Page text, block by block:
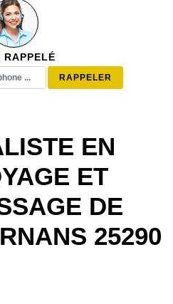
RAPPELÉ
EN
ET
DE
25290